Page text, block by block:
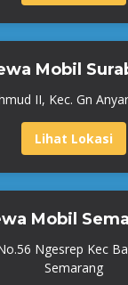
Mobil
II, Kec. Gn
Lihat Lokasi
Mobil
Ngesrep Kec
Semarang